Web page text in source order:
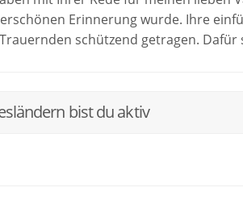
Erinnerung wurde. Ihre
schützend getragen.
bist du aktiv